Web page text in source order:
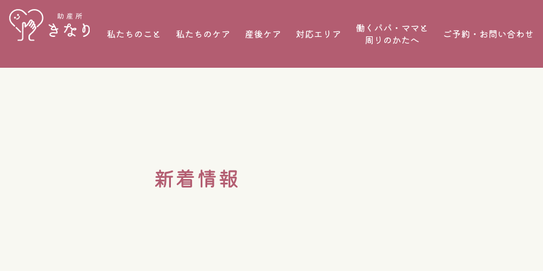
私たちのこと 私たちのケア 産後ケア 対応エリア
働くパパ・ママと
周りのかたへ
ご予約・お問い合わせ
新着情報